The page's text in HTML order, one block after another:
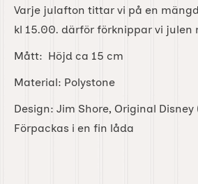
Varje julafton tittar vi på en
kl 15.00. därför förknippar vi julen
Mått: Höjd ca 15 cm
Material: Polystone
Design: Jim Shore, Original
Förpackas i en fin låda